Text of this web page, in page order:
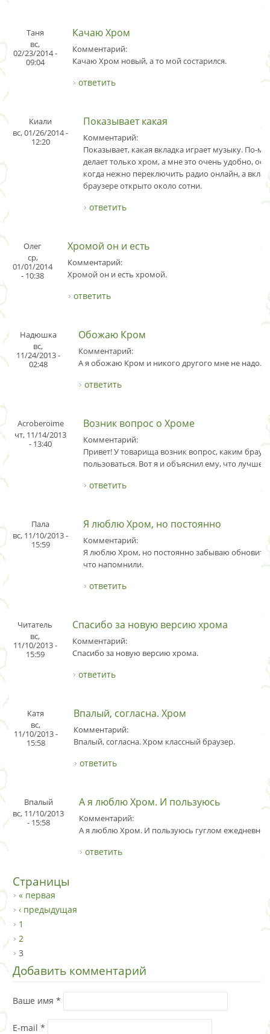
Таня
вс,
02/23/2014 -
09:04
Качаю Хром
Комментарий:
Качаю Хром новый, а то мой состарился.
ответить
Киали
вс, 01/26/2014 -
12:20
Показывает какая
Комментарий:
Показывает, какая вкладка играет музыку. По-
делает только хром, а мне это очень удобно,
когда нежно переключить радио онлайн, а
браузере открыто около сотни.
ответить
Олег
ср,
01/01/2014
- 10:38
Хромой он и есть
Комментарий:
Хромой он и есть хромой.
ответить
Надюшка
вс,
11/24/2013 -
02:48
Обожаю Кром
Комментарий:
А я обожаю Кром и никого другого мне не надо.
ответить
Acroberoime
чт, 11/14/2013
- 13:40
Возник вопрос о Хроме
Комментарий:
Привет! У товарища возник вопрос, каким
пользоваться. Вот я и объяснил ему, что лучше
ответить
Пала
вс, 11/10/2013 -
15:59
Я люблю Хром, но постоянно
Комментарий:
Я люблю Хром, но постоянно забываю
что напомнили.
ответить
Читатель
вс,
11/10/2013 -
15:59
Спасибо за новую версию хрома
Комментарий:
Спасибо за новую версию хрома.
ответить
Катя
вс,
11/10/2013 -
15:58
Впалый, согласна. Хром
Комментарий:
Впалый, согласна. Хром классный браузер.
ответить
Впалый
вс, 11/10/2013
- 15:58
А я люблю Хром. И пользуюсь
Комментарий:
А я люблю Хром. И пользуюсь гуглом ежедневно.
ответить
Страницы
« первая
‹ предыдущая
1
2
3
Добавить комментарий
Ваше имя *
E-mail *